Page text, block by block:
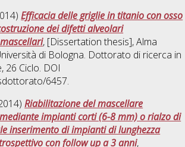
Efficacia delle griglie in titanio con osso
dei difetti alveolari
, [Dissertation thesis], Alma
di Bologna. Dottorato di ricerca in
, 26 Ciclo. DOI
6457.
Riabilitazione del mascellare
impianti corti (6-8 mm) o rialzo di
inserimento di impianti di lunghezza
con follow up a 3 anni,